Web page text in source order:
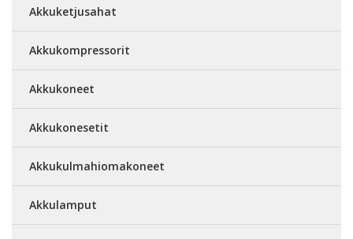
Akkuketjusahat
Akkukompressorit
Akkukoneet
Akkukonesetit
Akkukulmahiomakoneet
Akkulamput